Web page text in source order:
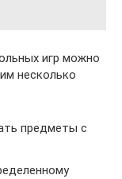
игр можно
несколько
предметы с